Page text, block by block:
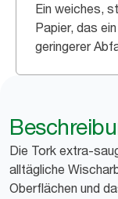
Ein weiches,
Papier, das
geringerer
Die Tork extra-
alltägliche
Oberflächen und